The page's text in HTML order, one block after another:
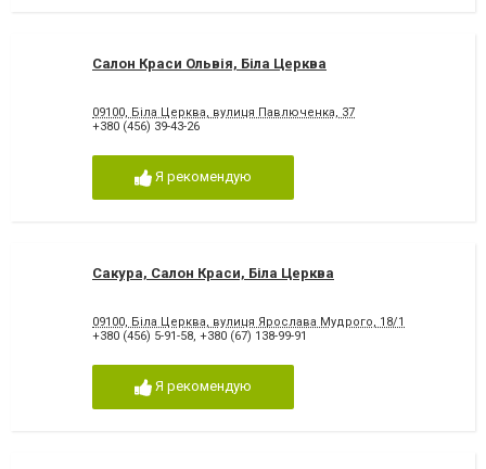
Салон Краси Ольвія, Біла Церква
09100, Біла Церква, вулиця Павлюченка, 37
+380 (456) 39-43-26
Я рекомендую
Сакура, Салон Краси, Біла Церква
09100, Біла Церква, вулиця Ярослава Мудрого, 18/1
+380 (456) 5-91-58, +380 (67) 138-99-91
Я рекомендую